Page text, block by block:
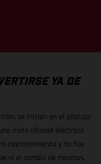
YA DE
se inicien en el pilotaje
moto offroad eléctrica!
mantenimiento y no hay
ni el cambio de marchas.